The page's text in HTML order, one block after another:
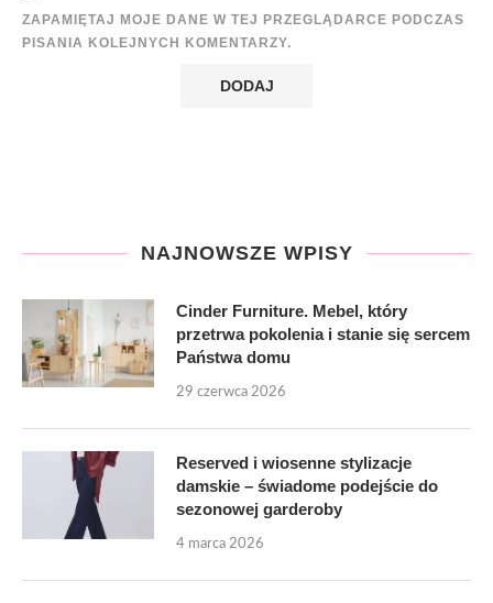
ZAPAMIĘTAJ MOJE DANE W TEJ PRZEGLĄDARCE PODCZAS
PISANIA KOLEJNYCH KOMENTARZY.
NAJNOWSZE WPISY
Cinder Furniture. Mebel, który
przetrwa pokolenia i stanie się sercem
Państwa domu
29 czerwca 2026
Reserved i wiosenne stylizacje
damskie – świadome podejście do
sezonowej garderoby
4 marca 2026